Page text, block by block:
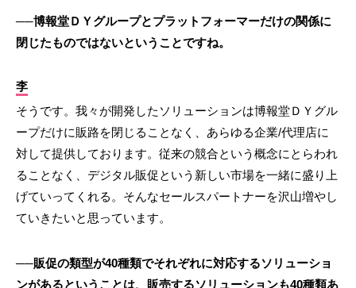
──博報堂ＤＹグループとプラットフォーマーだけの関係に
閉じたものではないということですね。
李
そうです。我々が開発したソリューションは博報堂ＤＹグル
ープだけに販路を閉じることなく、あらゆる企業/代理店に
対して提供しております。従来の競合という概念にとらわれ
ることなく、デジタル販促という新しい市場を一緒に盛り上
げていってくれる。そんなセールスパートナーを沢山増やし
ていきたいと思っています。
──販促の類型が40種類でそれぞれに対応するソリューショ
ンがあるということは、販売するソリューションも40種類あ